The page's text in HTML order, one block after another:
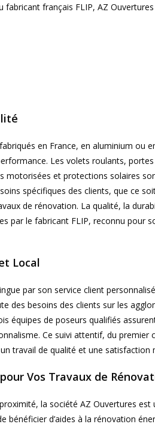
français FLIP, AZ
en France, en aluminium ou
Les volets roulants, portes
motorisées et protections solaires
spécifiques des clients, que ce
de rénovation. La qualité, la
par le fabricant FLIP, reconnu pour
Local
par son service client
des besoins des clients sur les
équipes de poseurs qualifiés
Ce suivi attentif, du premier
travail de qualité et une satisfaction
Vos Travaux de
la société AZ Ouvertures est
bénéficier d’aides à la rénovation